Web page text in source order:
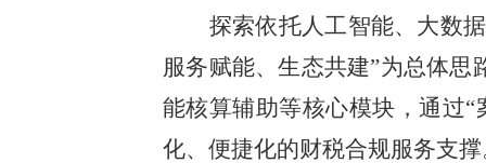
探索依托人工智能、大数
服务赋能、生态共建”为总体
能核算辅助等核心模块，通过
化、便捷化的财税合规服务支